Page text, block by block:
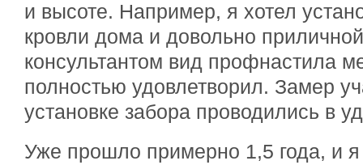
и высоте. Например, я хотел
кровли дома и довольно
консультантом вид профнастила
полностью удовлетворил. Замер
установке забора проводились в
Уже прошло примерно 1,5 года, и я